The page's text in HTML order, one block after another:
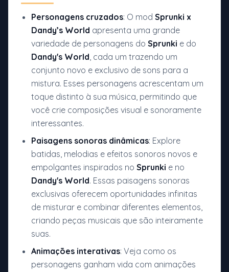
Personagens cruzados: O mod Sprunki x
Dandy’s World apresenta uma grande
variedade de personagens do Sprunki e do
Dandy's World, cada um trazendo um
conjunto novo e exclusivo de sons para a
mistura. Esses personagens acrescentam um
toque distinto à sua música, permitindo que
você crie composições visual e sonoramente
interessantes.
Paisagens sonoras dinâmicas: Explore
batidas, melodias e efeitos sonoros novos e
empolgantes inspirados no Sprunki e no
Dandy's World. Essas paisagens sonoras
exclusivas oferecem oportunidades infinitas
de misturar e combinar diferentes elementos,
criando peças musicais que são inteiramente
suas.
Animações interativas: Veja como os
personagens ganham vida com animações